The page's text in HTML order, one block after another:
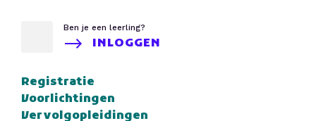
Ben je een leerling?
INLOGGEN
Registratie
Voorlichtingen
Vervolgopleidingen